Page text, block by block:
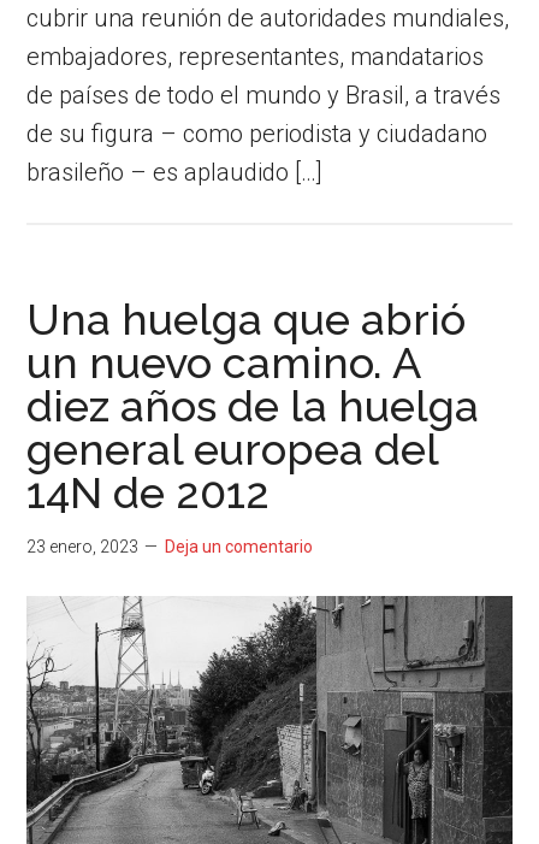
cubrir una reunión de autoridades mundiales,
embajadores, representantes, mandatarios
de países de todo el mundo y Brasil, a través
de su figura – como periodista y ciudadano
brasileño – es aplaudido […]
Una huelga que abrió
un nuevo camino. A
diez años de la huelga
general europea del
14N de 2012
23 enero, 2023 Deja un comentario